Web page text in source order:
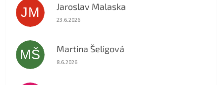
JM Jaroslav Malaska
Hodnocení obchodu je 5 z 5 hvězdiček.
23.6.2026
MŠ Martina Šeligová
Hodnocení obchodu je 5 z 5 hvězdiček.
8.6.2026